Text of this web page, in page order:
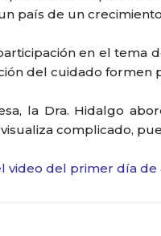
país de un
en el
del cuidado formen
la Dra. Hidalgo
complicado,
video del primer día